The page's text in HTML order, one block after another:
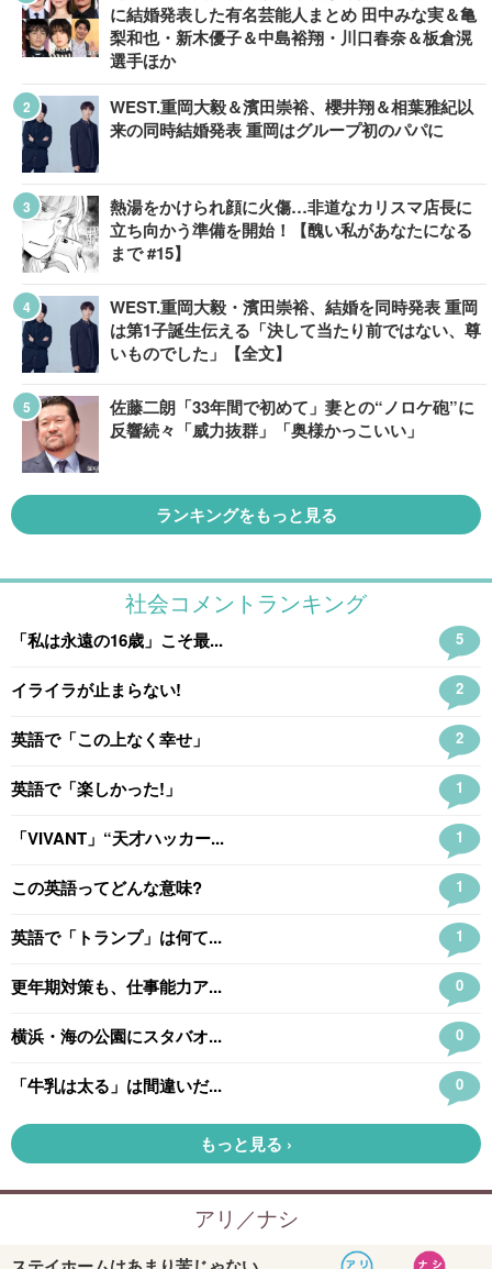
に結婚発表した有名芸能人まとめ 田中みな実＆亀
梨和也・新木優子＆中島裕翔・川口春奈＆板倉滉
選手ほか
WEST.重岡大毅＆濱田崇裕、櫻井翔＆相葉雅紀以
来の同時結婚発表 重岡はグループ初のパパに
熱湯をかけられ顔に火傷…非道なカリスマ店長に
立ち向かう準備を開始！【醜い私があなたになる
まで #15】
WEST.重岡大毅・濱田崇裕、結婚を同時発表 重岡
は第1子誕生伝える「決して当たり前ではない、尊
いものでした」【全文】
佐藤二朗「33年間で初めて」妻との“ノロケ砲”に
反響続々「威力抜群」「奥様かっこいい」
ランキングをもっと見る